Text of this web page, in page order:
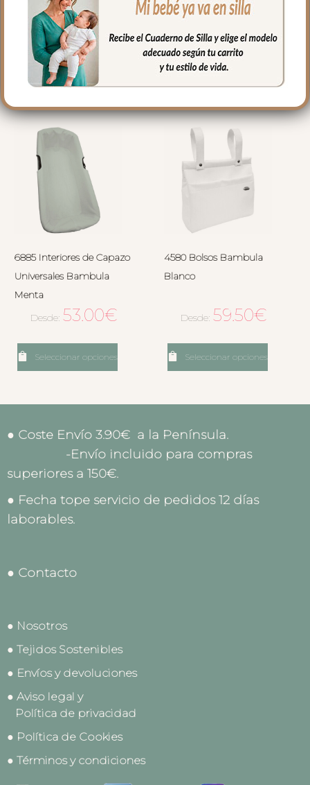
PRODUCTOS
RELACIONADOS
6885 Interiores de Capazo
Universales Bambula
Menta
Desde:53.00€
Seleccionar opciones
4580 Bolsos Bambula
Blanco
Desde:59.50€
Seleccionar opciones
● Coste Envío 3.90€ a la Península.
-Envío incluido para compras
superiores a 150€.
● Fecha tope servicio de pedidos 12 días
laborables.
● Contacto
● Nosotros
● Tejidos Sostenibles
● Envíos y devoluciones
● Aviso legal y
Política de privacidad
● Política de Cookies
● Términos y condiciones